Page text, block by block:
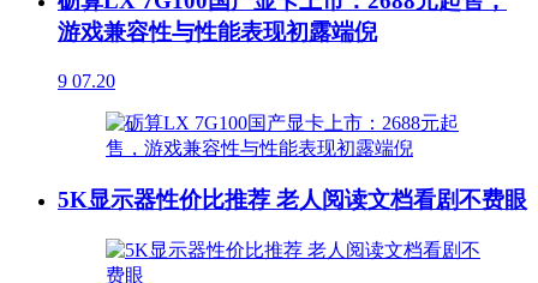
游戏兼容性与性能表现初露端倪
9 07.20
5K显示器性价比推荐 老人阅读文档看剧不费眼